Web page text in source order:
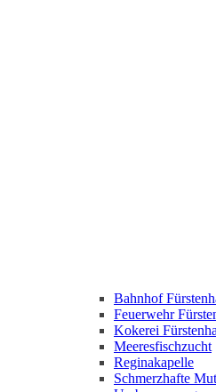
Bahnhof
Feuerwehr
Kokerei
Meeresfischzucht
Reginakapelle
Schmerzhafte